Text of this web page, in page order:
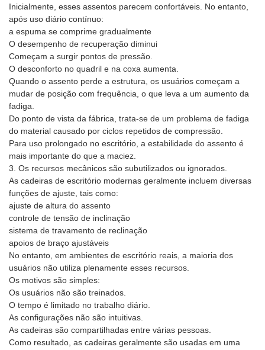
Inicialmente, esses assentos parecem confortáveis. No entanto,
após uso diário contínuo:
a espuma se comprime gradualmente
O desempenho de recuperação diminui
Começam a surgir pontos de pressão.
O desconforto no quadril e na coxa aumenta.
Quando o assento perde a estrutura, os usuários começam a
mudar de posição com frequência, o que leva a um aumento da
fadiga.
Do ponto de vista da fábrica, trata-se de um problema de fadiga
do material causado por ciclos repetidos de compressão.
Para uso prolongado no escritório, a estabilidade do assento é
mais importante do que a maciez.
3. Os recursos mecânicos são subutilizados ou ignorados.
As cadeiras de escritório modernas geralmente incluem diversas
funções de ajuste, tais como:
ajuste de altura do assento
controle de tensão de inclinação
sistema de travamento de reclinação
apoios de braço ajustáveis
No entanto, em ambientes de escritório reais, a maioria dos
usuários não utiliza plenamente esses recursos.
Os motivos são simples:
Os usuários não são treinados.
O tempo é limitado no trabalho diário.
As configurações não são intuitivas.
As cadeiras são compartilhadas entre várias pessoas.
Como resultado, as cadeiras geralmente são usadas em uma